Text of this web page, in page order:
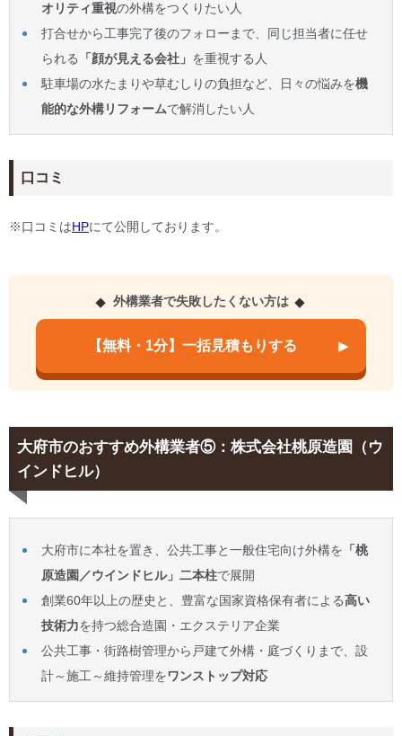
オリティ重視の外構をつくりたい人
打合せから工事完了後のフォローまで、同じ担当者に任せ
られる
「顔が見える会社」 を重視する人
駐車場の水たまりや草むしりの負担など、日々の悩みを機
能的な外構リフォームで解消したい人
口コミ
※口コミはHPにて公開しております。
外構業者で失敗したくない方は
【無料・1分】一括見積もりする
大府市のおすすめ外構業者⑤：株式会社桃原造園（ウ
インドヒル）
大府市に本社を置き、公共工事と一般住宅向け外構を 「桃
原造園／ウインドヒル」二本柱で展開
創業60年以上の歴史と、豊富な国家資格保有者による高い
技術力を持つ総合造園・エクステリア企業
公共工事・街路樹管理から戸建て外構・庭づくりまで、設
計～施工～維持管理をワンストップ対応